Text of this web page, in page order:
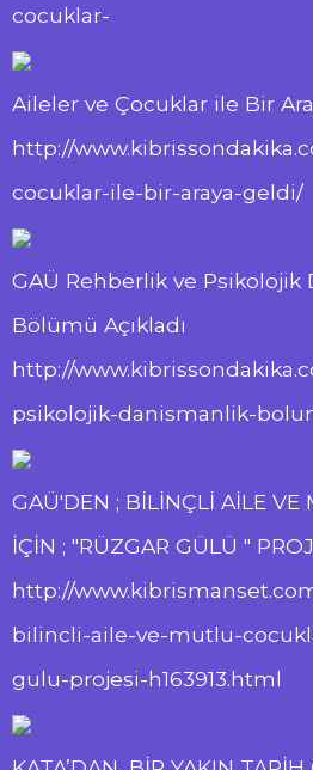
cocuklar-
Aileler ve Çocuklar ile Bir
http://
cocuklar-ile-bir-araya-geldi/
GAÜ Rehberlik ve Psikolojik
Bölümü Açıkladı
http://
psikolojik-danismanlik-
GAÜ'DEN ; BİLİNÇLİ AİLE VE
İÇİN ; "RÜZGAR GÜLÜ "
http://
bilincli-aile-ve-mutlu-
gulu-projesi-h163913.html